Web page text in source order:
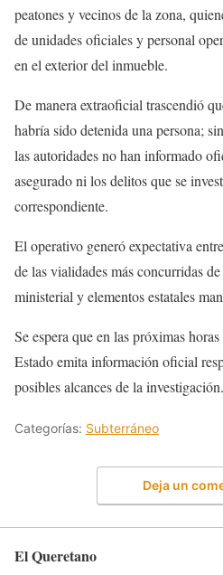
peatones y vecinos de la zona,
de unidades oficiales y personal
en el exterior del inmueble.
De manera extraoficial trascendió
habría sido detenida una persona;
las autoridades no han informado
asegurado ni los delitos que se
correspondiente.
El operativo generó expectativa
de las vialidades más concurridas
ministerial y elementos estatales
Se espera que en las próximas
Estado emita información oficial
posibles alcances de la investigación.
Categorías: Subterráneo
Deja un
El Queretano